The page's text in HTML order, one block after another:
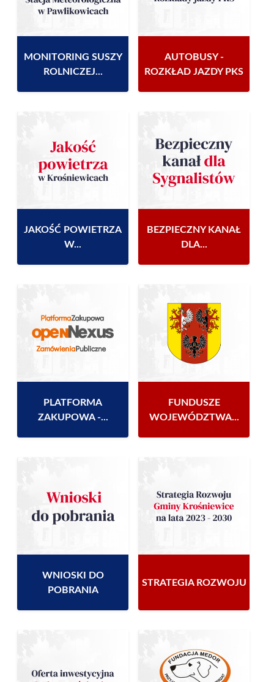
MONITORING SUSZY
ROLNICZEJ...
AUTOBUSY -
ROZKŁAD JAZDY PKS
JAKOŚĆ POWIETRZA
W...
BEZPIECZNY KANAŁ
DLA...
PLATFORMA
ZAKUPOWA -...
FUNDUSZE
WOJEWÓDZTWA...
WNIOSKI DO
POBRANIA
STRATEGIA ROZWOJU